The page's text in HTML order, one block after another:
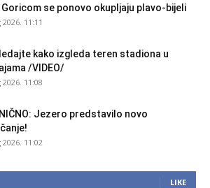
Goricom se ponovo okupljaju plavo-bijeli
2026. 11:11
kako izgleda teren stadiona u
/VIDEO/
2026. 11:08
Jezero predstavilo novo
2026. 11:02
LIKE